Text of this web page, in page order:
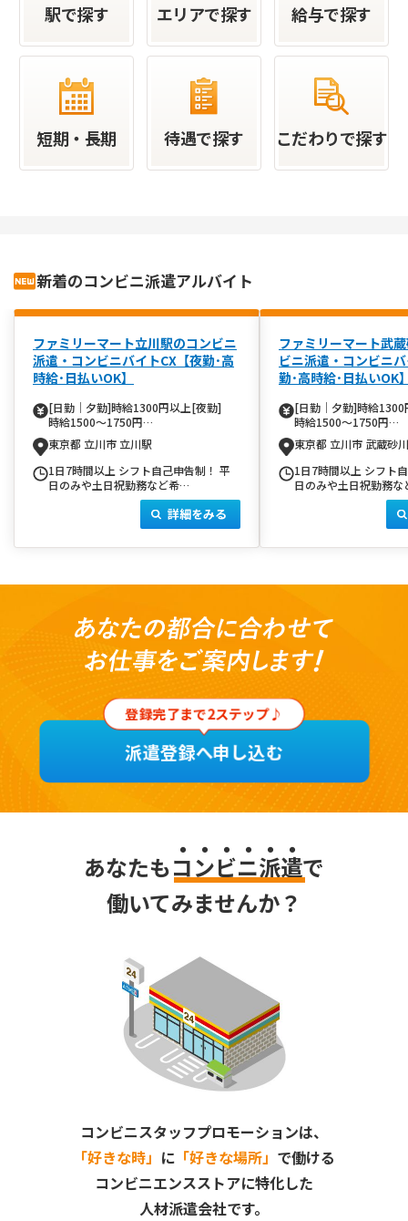
駅で探す エリアで探す 給与で探す
短期・長期 待遇で探す こだわりで探す
新着のコンビニ派遣アルバイト
ファミリーマート立川駅のコンビニ
派遣・コンビニバイトCX【夜勤･高
時給･日払いOK】
[日勤｜夕勤]時給1300円以上[夜勤]
時給1500～1750円…
東京都 立川市 立川駅
1日7時間以上 シフト自己申告制！ 平
日のみや土日祝勤務など希…
詳細をみる
ファミリーマート武
ビニ派遣・コンビニ
勤･高時給･日払いOK
[日勤｜夕勤]時給
時給1500～1750円…
東京都 立川市 武蔵砂
1日7時間以上 シフト
日のみや土日祝勤務
派遣登録へ申し込む
登録完了まで2ステップ♪
あなたもコンビニ派遣で
働いてみませんか？
コンビニスタッフプロモーションは、
「好きな時」 に 「好きな場所」 で働ける
コンビニエンスストアに特化した
人材派遣会社です。